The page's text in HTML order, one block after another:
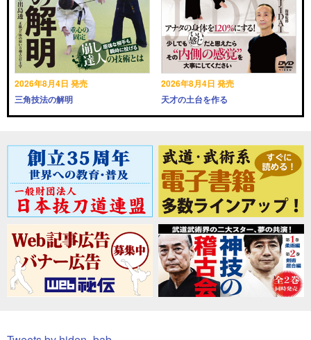
2026年8月4日 発売
三角技法の解明
2026年8月4日 発売
天才の土台を作る